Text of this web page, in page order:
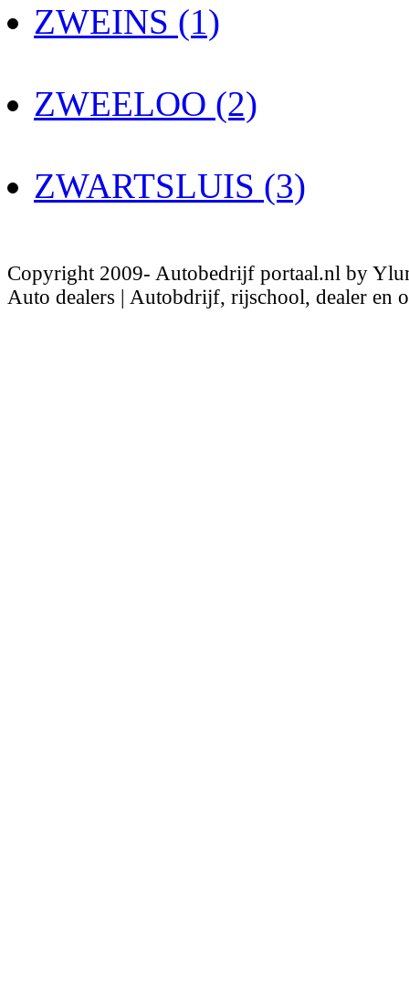
ZWEINS (1)
ZWEELOO (2)
ZWARTSLUIS (3)
Copyright 2009- Autobedrijf portaal.nl by
Auto dealers | Autobdrijf, rijschool, dealer en